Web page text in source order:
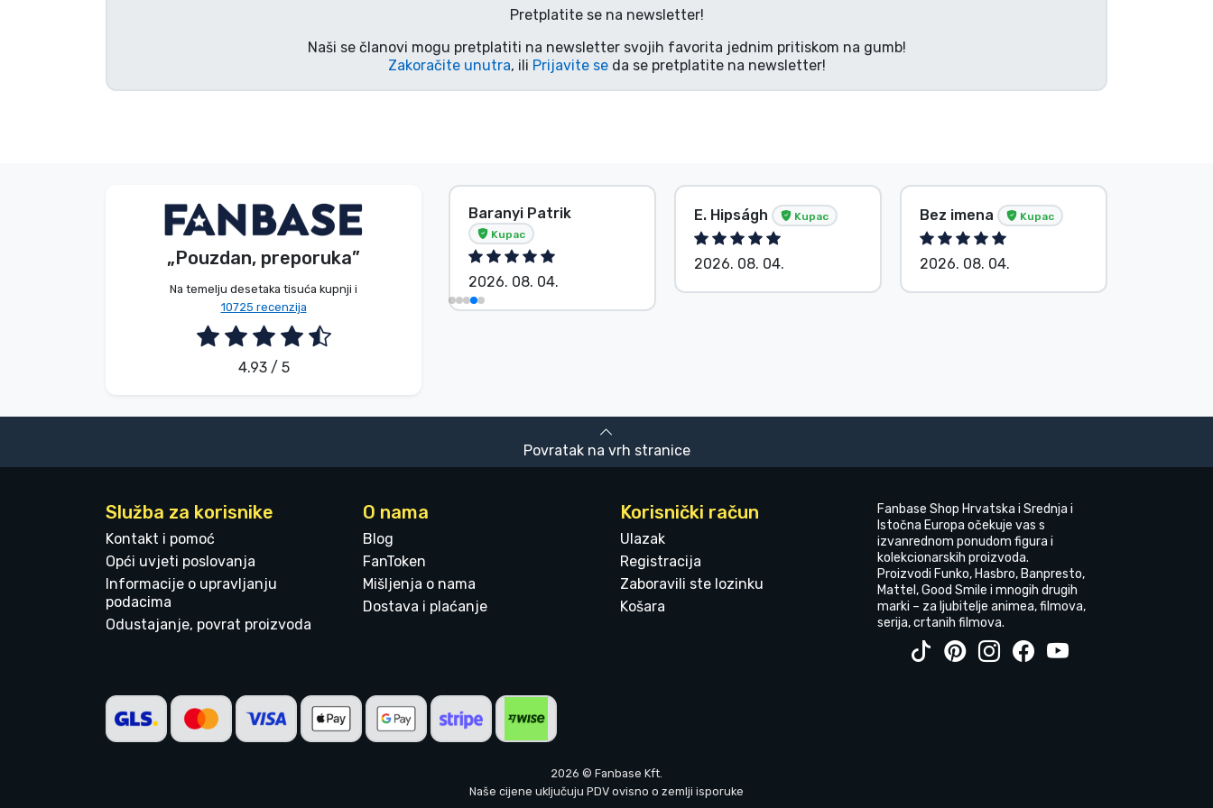
Pretplatite se na newsletter!
Naši se članovi mogu pretplatiti na newsletter svojih favorita jednim pritiskom na gumb!
Zakoračite unutra, ili Prijavite seda se pretplatite na newsletter!
„Pouzdan, preporuka”
Na temelju desetaka tisuća kupnji i
10725 recenzija
4.93 / 5
Bez imena Kupac
2026. 08. 04.
Baranyi Patrik
Kupac
2026. 08. 04.
E. Hipságh Kupac
2026. 08. 04.
Bez imena Kupac
2026. 08. 04.
Povratak na vrh stranice
Služba za korisnike
Kontakt i pomoć
Opći uvjeti poslovanja
Informacije o upravljanju
podacima
Odustajanje, povrat proizvoda
O nama
Blog
FanToken
Mišljenja o nama
Dostava i plaćanje
Korisnički račun
Ulazak
Registracija
Zaboravili ste lozinku
Košara
Fanbase Shop Hrvatska i Srednja i
Istočna Europa očekuje vas s
izvanrednom ponudom figura i
kolekcionarskih proizvoda.
Proizvodi Funko, Hasbro, Banpresto,
Mattel, Good Smile i mnogih drugih
marki – za ljubitelje animea, filmova,
serija, crtanih filmova.
2026 © Fanbase Kft.
Naše cijene uključuju PDV ovisno o zemlji isporuke